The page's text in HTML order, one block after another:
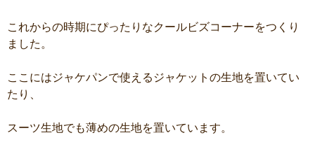
これからの時期にぴったりなクールビズコーナーをつくり
ました。
ここにはジャケパンで使えるジャケットの生地を置いてい
たり、
スーツ生地でも薄めの生地を置いています。